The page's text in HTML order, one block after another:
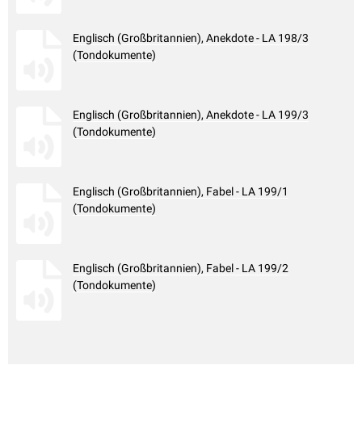
Englisch (Großbritannien), Anekdote - LA 198/3
(Tondokumente)
Englisch (Großbritannien), Anekdote - LA 199/3
(Tondokumente)
Englisch (Großbritannien), Fabel - LA 199/1
(Tondokumente)
Englisch (Großbritannien), Fabel - LA 199/2
(Tondokumente)